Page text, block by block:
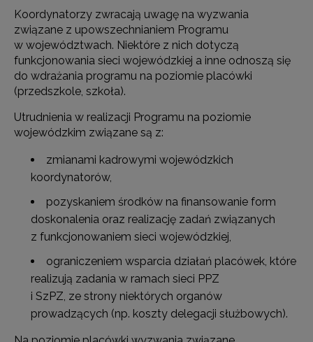
Koordynatorzy zwracają uwagę na wyzwania
związane z upowszechnianiem Programu
w województwach. Niektóre z nich dotyczą
funkcjonowania sieci wojewódzkiej a inne odnoszą się
do wdrażania programu na poziomie placówki
(przedszkole, szkoła).
Utrudnienia w realizacji Programu na poziomie
wojewódzkim związane są z:
zmianami kadrowymi wojewódzkich
koordynatorów,
pozyskaniem środków na finansowanie form
doskonalenia oraz realizację zadań związanych
z funkcjonowaniem sieci wojewódzkiej,
ograniczeniem wsparcia działań placówek, które
realizują zadania w ramach sieci PPZ
i SzPZ, ze strony niektórych organów
prowadzących (np. koszty delegacji służbowych).